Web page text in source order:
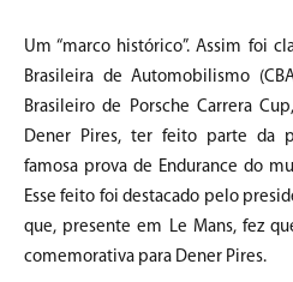
Um “marco histórico”. Assim foi
Brasileira de Automobilismo
Brasileiro de Porsche Carrera
Dener Pires, ter feito parte da
famosa prova de Endurance do
Esse feito foi destacado pelo
que, presente em Le Mans, fez
comemorativa para Dener Pires.